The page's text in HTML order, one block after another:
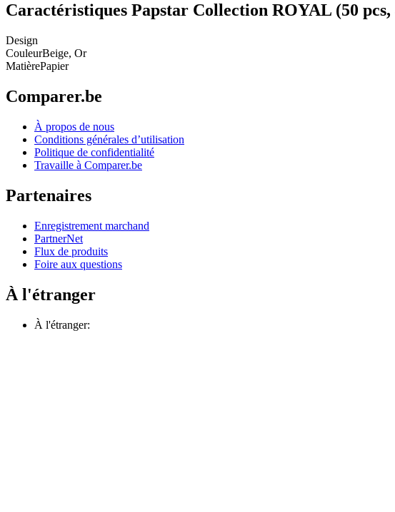
Caractéristiques Papstar Collection ROYAL (50 pcs,
Design
CouleurBeige, Or
MatièrePapier
Comparer.be
À propos de nous
Conditions générales d’utilisation
Politique de confidentialité
Travaille à Comparer.be
Partenaires
Enregistrement marchand
PartnerNet
Flux de produits
Foire aux questions
À l'étranger
À l'étranger: